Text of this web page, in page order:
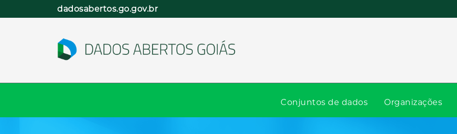
dadosabertos.go.gov.br
Conjuntos de dados Organizações